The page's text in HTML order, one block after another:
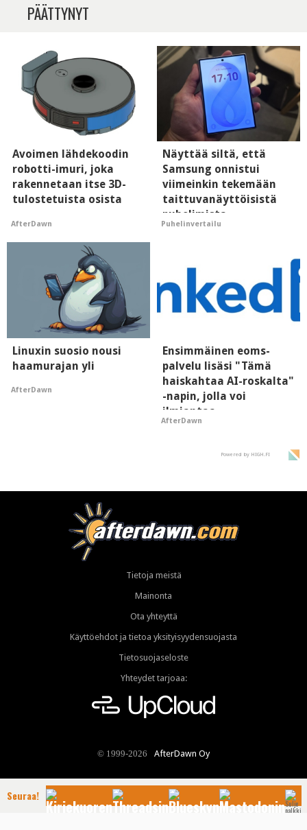
PÄÄTTYNYT
Avoimen lähdekoodin
robotti-imuri, joka
rakennetaan itse 3D-
tulostetuista osista
AfterDawn
Näyttää siltä, että
Samsung onnistui
viimeinkin tekemään
taittuvanäyttöisistä
puhelimista
supersuosittuja
Puhelinvertailu
Linuxin suosio nousi
haamurajan yli
AfterDawn
Ensimmäinen eoms-
palvelu lisäsi "Tämä
haiskahtaa AI-roskalta"
-napin, jolla voi
ilmiantaa
tekoälytauhkan
AfterDawn
Powered by HIGH.FI
Tietoja meistä
Mainonta
Ota yhteyttä
Käyttöehdot ja tietoa yksityisyydensuojasta
Tietosuojaseloste
Yhteydet tarjoaa:
© 1999-2026 AfterDawn Oy
Seuraa!